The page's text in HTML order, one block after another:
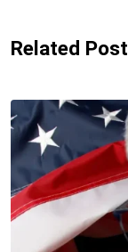
Related Post